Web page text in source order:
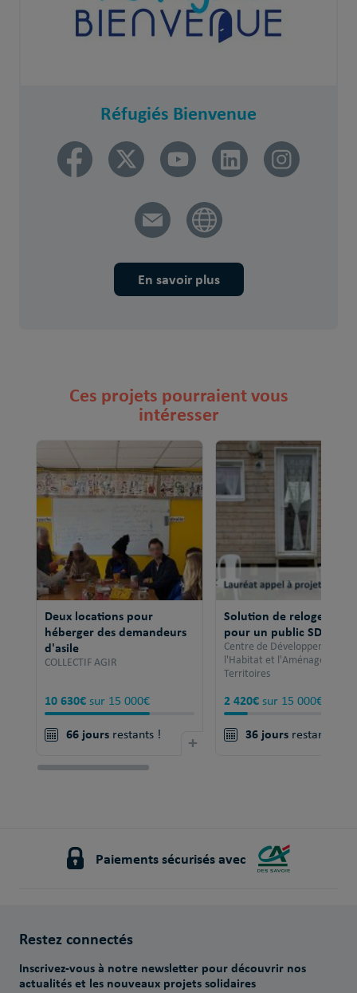
Réfugiés Bienvenue
En savoir plus
Ces projets pourraient vous
intéresser
Deux locations pour
héberger des demandeurs
d'asile
COLLECTIF AGIR
10 630€ sur 15 000€
66 jours restants ! +
Solution de relogement
pour un public SDF
Centre de Développement
l'Habitat et l'Aménagement
Territoires
2 420€ sur 15 000€
36 jours restants !
Paiements sécurisés avec
Restez connectés
Inscrivez-vous à notre newsletter pour découvrir nos
actualités et les nouveaux projets solidaires